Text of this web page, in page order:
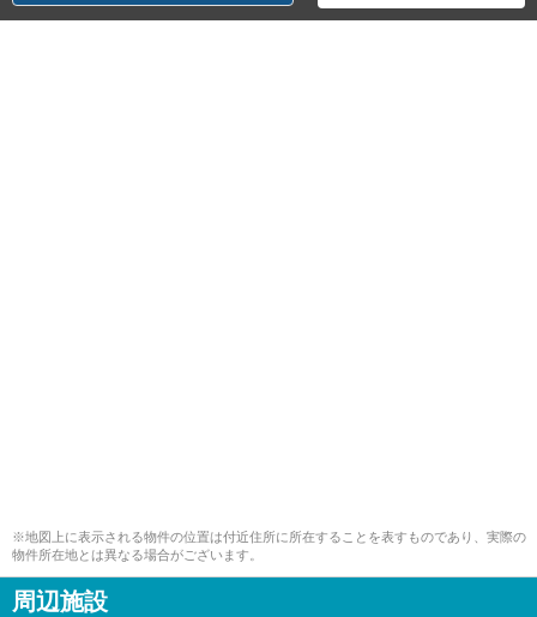
※地図上に表示される物件の位置は付近住所に所在することを表すものであり、実際の
物件所在地とは異なる場合がございます。
周辺施設